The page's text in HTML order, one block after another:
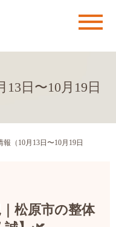
メ
日〜10月19日
（10月13日〜10月19日
松原市の整体